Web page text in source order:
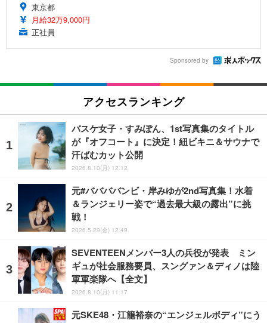
東京都
月給32万9,000円
正社員
Sponsored by
アクセスランキング
バスケ女子・すみぽん、1st写真集のタイトル
が『オフコート』に決定！紐ビキニ＆サウナで
汗ばむカット公開
2026.8.10(月) 12:12
元#ババババンビ・岸みゆが2nd写真集！水着
＆ランジェリー姿で“過去最大級の露出”に挑
戦！
2026.5.29(金) 12:49
SEVENTEENメンバー3人の兵役が発表 ミン
ギュが社会服務要員、スングァン＆ディノは陸
軍軍楽隊へ【全文】
2026.8.10(月) 11:17
元SKE48・江籠裕奈の“エンジェルボディ”にう